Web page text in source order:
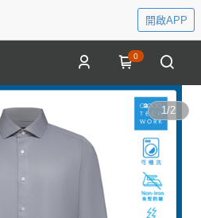
開啟APP
0
1/2